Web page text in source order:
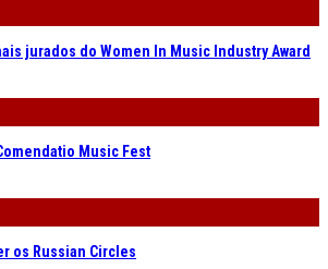
jurados do Women In Music Industry Award
Music Fest
os Russian Circles